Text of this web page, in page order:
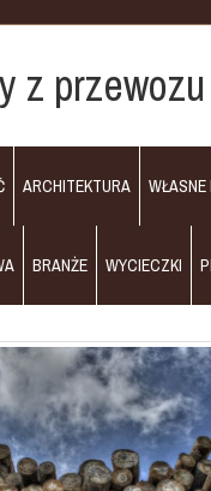
z przewozu
ARCHITEKTURA WŁASNE
BRANŻE WYCIECZKI